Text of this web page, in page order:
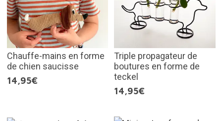
Chauffe-mains en forme
de chien saucisse
14,95€
Triple propagateur de
boutures en forme de
teckel
14,95€